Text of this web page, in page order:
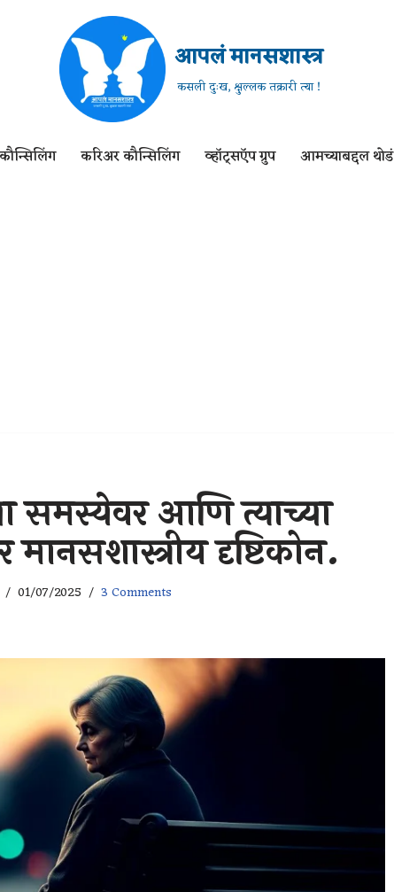
आपलं मानसशास्त्र
कसली दुःख, क्षुल्लक तक्रारी त्या !
करिअर कौन्सिलिंग व्हॉट्सऍप ग्रुप आमच्याबद्दल थोडं
समस्येवर आणि त्याच्या
दृष्टिकोन.
01/07/2025 3 Comments